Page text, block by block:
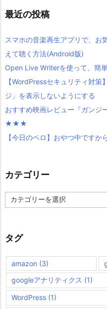
最近の投稿
スマホの音楽再生アプリで、お
えて聴く方法(Android版)
Open Live Writerを使って、簡
【WordPressセキュリティ対
ジ」を表示しないようにする
おすすめ映画レビュー『ガン
★★★
【今日のペロ】おやつ中ですか
カテゴリー
テ
ー
タグ
amazon (3)
googleアナリティクス (1)
WordPress (1)